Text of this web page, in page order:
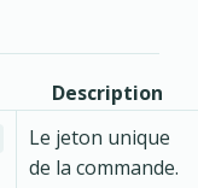
Description
Le jeton unique
de la commande.